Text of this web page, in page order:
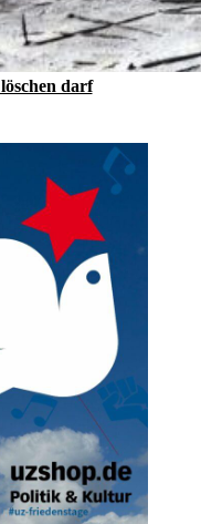
darf